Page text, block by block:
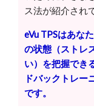
ス法が紹介され
eVu TPSはあな
の状態（ストレ
い）を把握でき
ドバックトレー
です。